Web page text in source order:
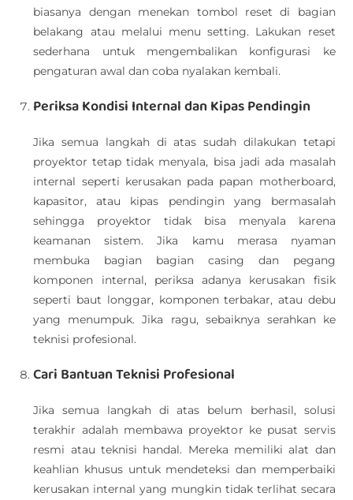
biasanya dengan menekan tombol reset di bagian
belakang atau melalui menu setting. Lakukan reset
sederhana untuk mengembalikan konfigurasi ke
pengaturan awal dan coba nyalakan kembali.
Periksa Kondisi Internal dan Kipas Pendingin
Jika semua langkah di atas sudah dilakukan tetapi
proyektor tetap tidak menyala, bisa jadi ada masalah
internal seperti kerusakan pada papan motherboard,
kapasitor, atau kipas pendingin yang bermasalah
sehingga proyektor tidak bisa menyala karena
keamanan sistem. Jika kamu merasa nyaman
membuka bagian bagian casing dan pegang
komponen internal, periksa adanya kerusakan fisik
seperti baut longgar, komponen terbakar, atau debu
yang menumpuk. Jika ragu, sebaiknya serahkan ke
teknisi profesional.
Cari Bantuan Teknisi Profesional
Jika semua langkah di atas belum berhasil, solusi
terakhir adalah membawa proyektor ke pusat servis
resmi atau teknisi handal. Mereka memiliki alat dan
keahlian khusus untuk mendeteksi dan memperbaiki
kerusakan internal yang mungkin tidak terlihat secara